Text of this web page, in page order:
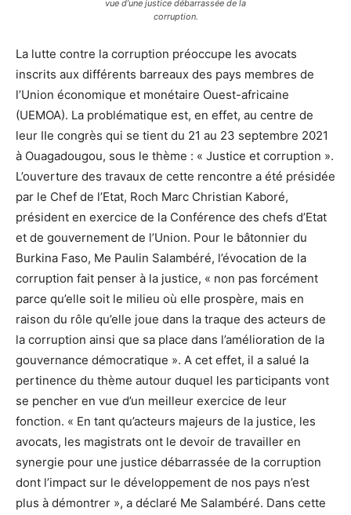
vue d’une justice débarrassée de la
corruption.
La lutte contre la corruption préoccupe les avocats
inscrits aux différents barreaux des pays membres de
l’Union économique et monétaire Ouest-africaine
(UEMOA). La problématique est, en effet, au centre de
leur IIe congrès qui se tient du 21 au 23 septembre 2021
à Ouagadougou, sous le thème : « Justice et corruption ».
L’ouverture des travaux de cette rencontre a été présidée
par le Chef de l’Etat, Roch Marc Christian Kaboré,
président en exercice de la Conférence des chefs d’Etat
et de gouvernement de l’Union. Pour le bâtonnier du
Burkina Faso, Me Paulin Salambéré, l’évocation de la
corruption fait penser à la justice, « non pas forcément
parce qu’elle soit le milieu où elle prospère, mais en
raison du rôle qu’elle joue dans la traque des acteurs de
la corruption ainsi que sa place dans l’amélioration de la
gouvernance démocratique ». A cet effet, il a salué la
pertinence du thème autour duquel les participants vont
se pencher en vue d’un meilleur exercice de leur
fonction. « En tant qu’acteurs majeurs de la justice, les
avocats, les magistrats ont le devoir de travailler en
synergie pour une justice débarrassée de la corruption
dont l’impact sur le développement de nos pays n’est
plus à démontrer », a déclaré Me Salambéré. Dans cette